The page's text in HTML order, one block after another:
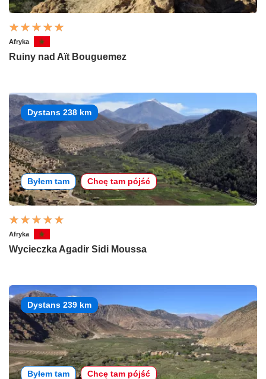
Afryka
Ruiny nad Aït Bouguemez
Dystans 238 km
Byłem tam Chcę tam pójść
Afryka
Wycieczka Agadir Sidi Moussa
Dystans 239 km
Byłem tam Chcę tam pójść